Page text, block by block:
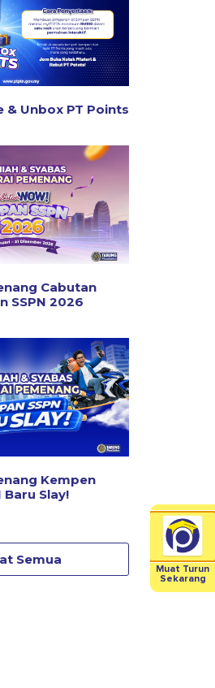
& Unbox PT Points
Cabutan
SSPN 2026
Kempen
Baru Slay!
Semua
Muat Turun
Sekarang